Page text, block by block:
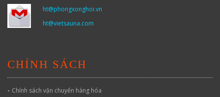
ht@phongxonghoi.vn
ht@vietsauna.com
CHÍNH SÁCH
- Chính sách vận chuyển hàng hóa